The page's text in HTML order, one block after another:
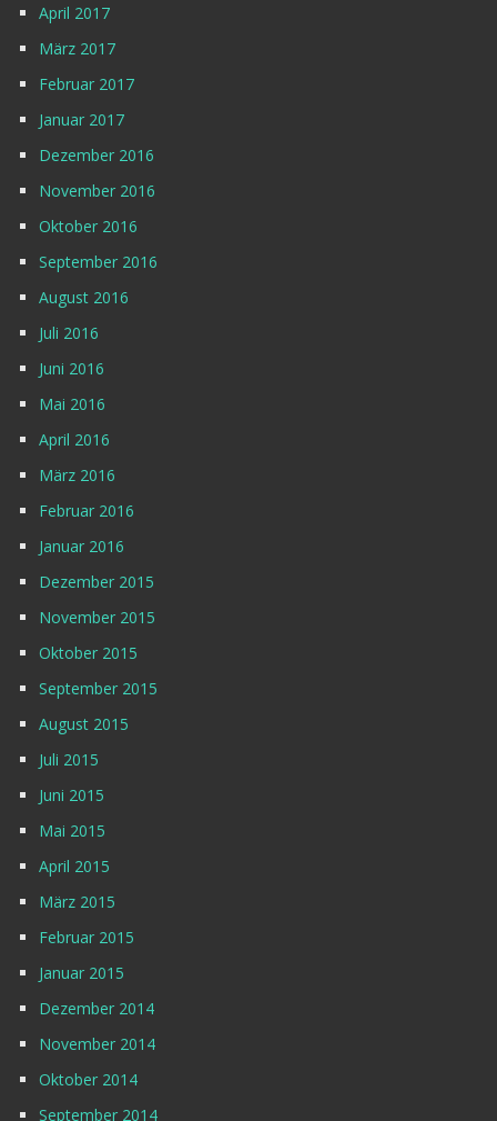
April 2017
März 2017
Februar 2017
Januar 2017
Dezember 2016
November 2016
Oktober 2016
September 2016
August 2016
Juli 2016
Juni 2016
Mai 2016
April 2016
März 2016
Februar 2016
Januar 2016
Dezember 2015
November 2015
Oktober 2015
September 2015
August 2015
Juli 2015
Juni 2015
Mai 2015
April 2015
März 2015
Februar 2015
Januar 2015
Dezember 2014
November 2014
Oktober 2014
September 2014